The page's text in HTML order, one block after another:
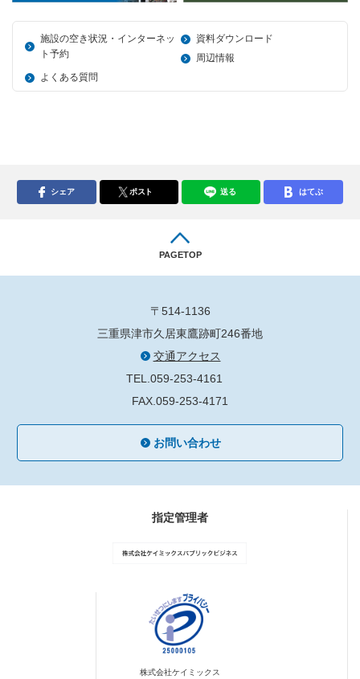
施設の空き状況・インターネッ
ト予約
資料ダウンロード
周辺情報
よくある質問
シェア ポスト 送る はてぶ
PAGETOP
〒514-1136
三重県津市久居東鷹跡町246番地
交通アクセス
TEL.059-253-4161
FAX.059-253-4171
お問い合わせ
指定管理者
株式会社ケイミックス